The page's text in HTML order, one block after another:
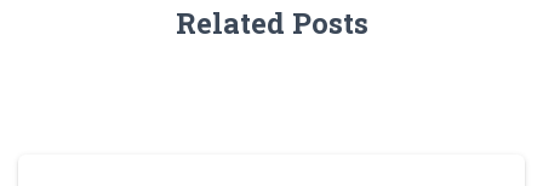
Related Posts